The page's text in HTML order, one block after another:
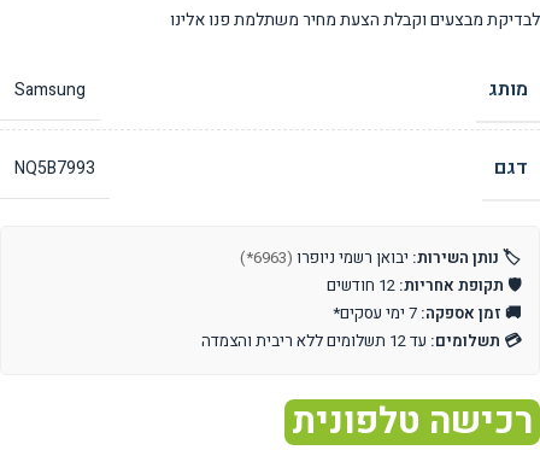
לבדיקת מבצעים וקבלת הצעת מחיר משתלמת פנו אלינו
מותג Samsung
דגם NQ5B7993
🏷️ נותן השירות: יבואן רשמי ניופרו (6963*)
🛡️ תקופת אחריות:
🚚 זמן אספקה:
💳 תשלומים: עד 12 תשלומים ללא ריבית והצמדה
רכישה טלפונית